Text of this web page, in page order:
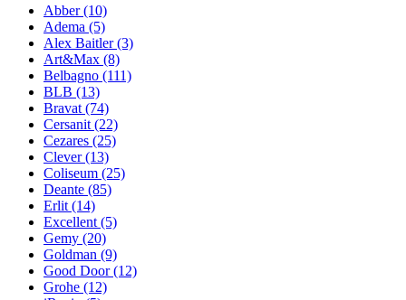
Ваннбок
Метакам
Универсал
Abber(10)
Adema (5)
Alex Baitler(3)
Art&Max (8)
Belbagno (111)
BLB (13)
Bravat(74)
Cersanit(22)
Cezares (25)
Clever(13)
Coliseum (25)
Deante (85)
Erlit(14)
Excellent(5)
Gemy (20)
Goldman (9)
Good Door(12)
Grohe (12)